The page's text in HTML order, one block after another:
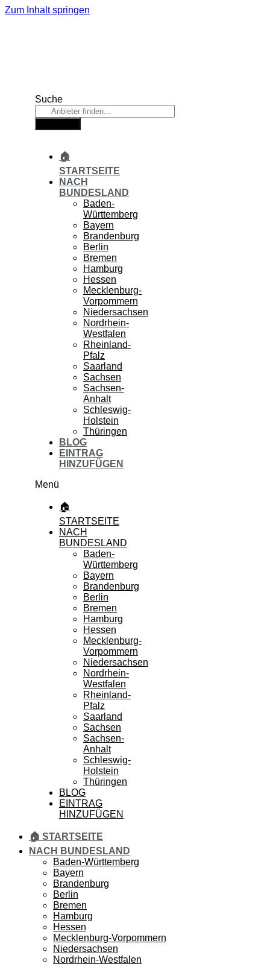
Zum Inhalt springen
Suche
🏠
STARTSEITE
NACH
BUNDESLAND
Baden-
Württemberg
Bayern
Brandenburg
Berlin
Bremen
Hamburg
Hessen
Mecklenburg-
Vorpommern
Niedersachsen
Nordrhein-
Westfalen
Rheinland-
Pfalz
Saarland
Sachsen
Sachsen-
Anhalt
Schleswig-
Holstein
Thüringen
BLOG
EINTRAG
HINZUFÜGEN
Menü
🏠
STARTSEITE
NACH
BUNDESLAND
Baden-
Württemberg
Bayern
Brandenburg
Berlin
Bremen
Hamburg
Hessen
Mecklenburg-
Vorpommern
Niedersachsen
Nordrhein-
Westfalen
Rheinland-
Pfalz
Saarland
Sachsen
Sachsen-
Anhalt
Schleswig-
Holstein
Thüringen
BLOG
EINTRAG
HINZUFÜGEN
🏠 STARTSEITE
NACH BUNDESLAND
Baden-Württemberg
Bayern
Brandenburg
Berlin
Bremen
Hamburg
Hessen
Mecklenburg-Vorpommern
Niedersachsen
Nordrhein-Westfalen